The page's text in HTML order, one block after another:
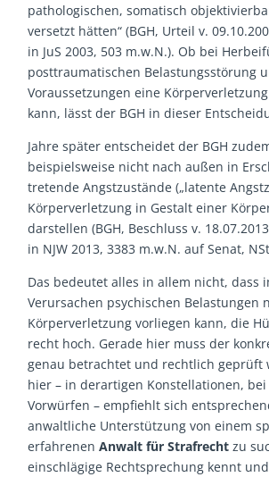
pathologischen, somatisch
versetzt hätten“ (BGH, Urteil v.
in JuS 2003, 503 m.w.N.). Ob bei
posttraumatischen Belastungsstörung
Voraussetzungen eine
kann, lässt der BGH in dieser
Jahre später entscheidet der BGH
beispielsweise nicht nach außen in
tretende Angstzustände („latente
Körperverletzung in Gestalt einer
darstellen (BGH, Beschluss v.
in NJW 2013, 3383 m.w.N. auf Senat,
Das bedeutet alles in allem nicht, dass
Verursachen psychischen Belastungen
Körperverletzung vorliegen kann, die
recht hoch. Gerade hier muss der
genau betrachtet und rechtlich geprüft
hier – in derartigen Konstellationen,
Vorwürfen – empfiehlt sich
anwaltliche Unterstützung von einem
erfahrenenAnwalt für Strafrecht zu
einschlägige Rechtsprechung kennt